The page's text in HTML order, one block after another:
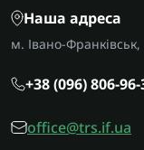
Наша адреса
м. Івано-
+38 (096) 806-
office@trs.if.ua